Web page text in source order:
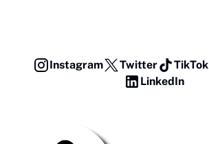
Instagram Twitter TikTok
LinkedIn